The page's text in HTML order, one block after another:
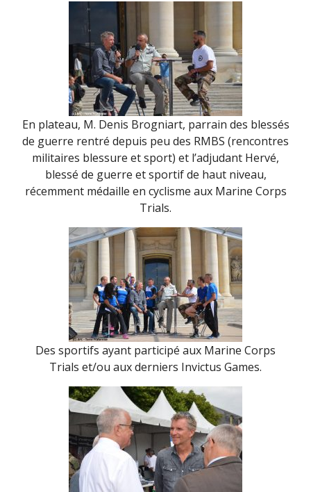
En plateau, M. Denis Brogniart, parrain des blessés
de guerre rentré depuis peu des RMBS (rencontres
militaires blessure et sport) et l’adjudant Hervé,
blessé de guerre et sportif de haut niveau,
récemment médaille en cyclisme aux Marine Corps
Trials.
Des sportifs ayant participé aux Marine Corps
Trials et/ou aux derniers Invictus Games.